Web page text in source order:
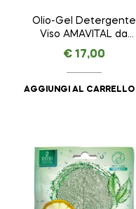
Olio-Gel Detergente
Viso AMAVITAL da
100 ml
€17,00
AGGIUNGI AL CARRELLO